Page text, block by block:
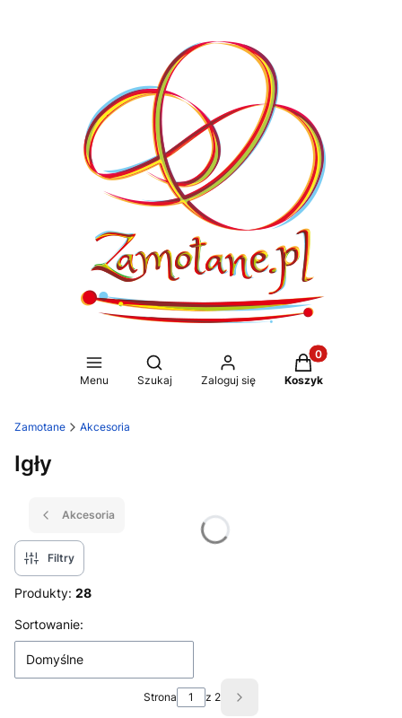
Menu
Otwórz wyszukiwarkę
Szukaj Zaloguj się
Produkty w
Koszyk
Zamotane Akcesoria
Igły
Akcesoria
Filtry
Produkty: 28
Lista produktów
Sortowanie:
Domyślne
Strona z 2 Następne produkty